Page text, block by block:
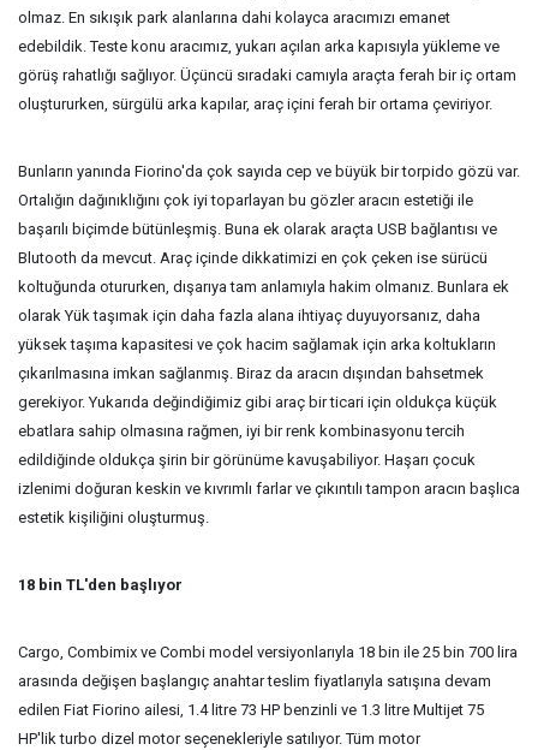
olmaz. En sıkışık park alanlarına dahi kolayca aracımızı emanet
edebildik. Teste konu aracımız, yukarı açılan arka kapısıyla yükleme ve
görüş rahatlığı sağlıyor. Üçüncü sıradaki camıyla araçta ferah bir iç ortam
oluştururken, sürgülü arka kapılar, araç içini ferah bir ortama çeviriyor.
Bunların yanında Fiorino'da çok sayıda cep ve büyük bir torpido gözü var.
Ortalığın dağınıklığını çok iyi toparlayan bu gözler aracın estetiği ile
başarılı biçimde bütünleşmiş. Buna ek olarak araçta USB bağlantısı ve
Blutooth da mevcut. Araç içinde dikkatimizi en çok çeken ise sürücü
koltuğunda otururken, dışarıya tam anlamıyla hakim olmanız. Bunlara ek
olarak Yük taşımak için daha fazla alana ihtiyaç duyuyorsanız, daha
yüksek taşıma kapasitesi ve çok hacim sağlamak için arka koltukların
çıkarılmasına imkan sağlanmış. Biraz da aracın dışından bahsetmek
gerekiyor. Yukarıda değindiğimiz gibi araç bir ticari için oldukça küçük
ebatlara sahip olmasına rağmen, iyi bir renk kombinasyonu tercih
edildiğinde oldukça şirin bir görünüme kavuşabiliyor. Haşarı çocuk
izlenimi doğuran keskin ve kıvrımlı farlar ve çıkıntılı tampon aracın başlıca
estetik kişiliğini oluşturmuş.
18 bin TL'den başlıyor
Cargo, Combimix ve Combi model versiyonlarıyla 18 bin ile 25 bin 700 lira
arasında değişen başlangıç anahtar teslim fiyatlarıyla satışına devam
edilen Fiat Fiorino ailesi, 1.4 litre 73 HP benzinli ve 1.3 litre Multijet 75
HP'lik turbo dizel motor seçenekleriyle satılıyor. Tüm motor